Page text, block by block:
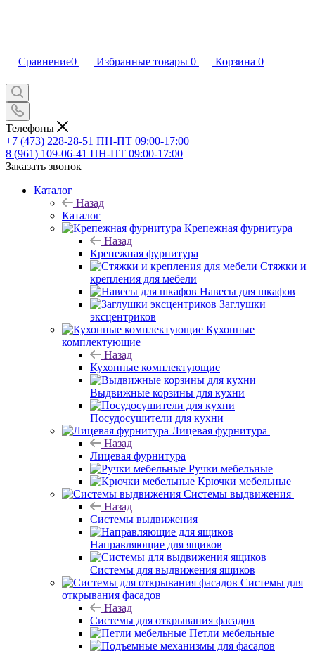
Сравнение0 Избранные товары 0 Корзина 0
Телефоны
+7 (473) 228-28-51 ПН-ПТ 09:00-17:00
8 (961) 109-06-41 ПН-ПТ 09:00-17:00
Заказать звонок
Каталог
Назад
Каталог
Крепежная фурнитура
Назад
Крепежная фурнитура
Стяжки и
крепления для мебели
Навесы для шкафов
Заглушки
эксцентриков
Кухонные
комплектующие
Назад
Кухонные комплектующие
Выдвижные корзины для кухни
Посудосушители для кухни
Лицевая фурнитура
Назад
Лицевая фурнитура
Ручки мебельные
Крючки мебельные
Системы выдвижения
Назад
Системы выдвижения
Направляющие для ящиков
Системы для выдвижения ящиков
Системы для
открывания фасадов
Назад
Системы для открывания фасадов
Петли мебельные